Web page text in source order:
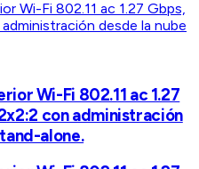
Wi-Fi 802.11 ac 1.27
con administración
alone.